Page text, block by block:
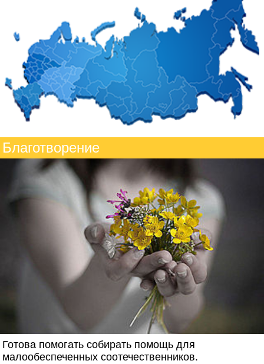
Благотворение
Готова помогать собирать помощь для
малообеспеченных соотечественников.